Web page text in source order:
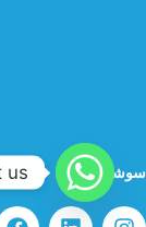
سوشيال ميديا us